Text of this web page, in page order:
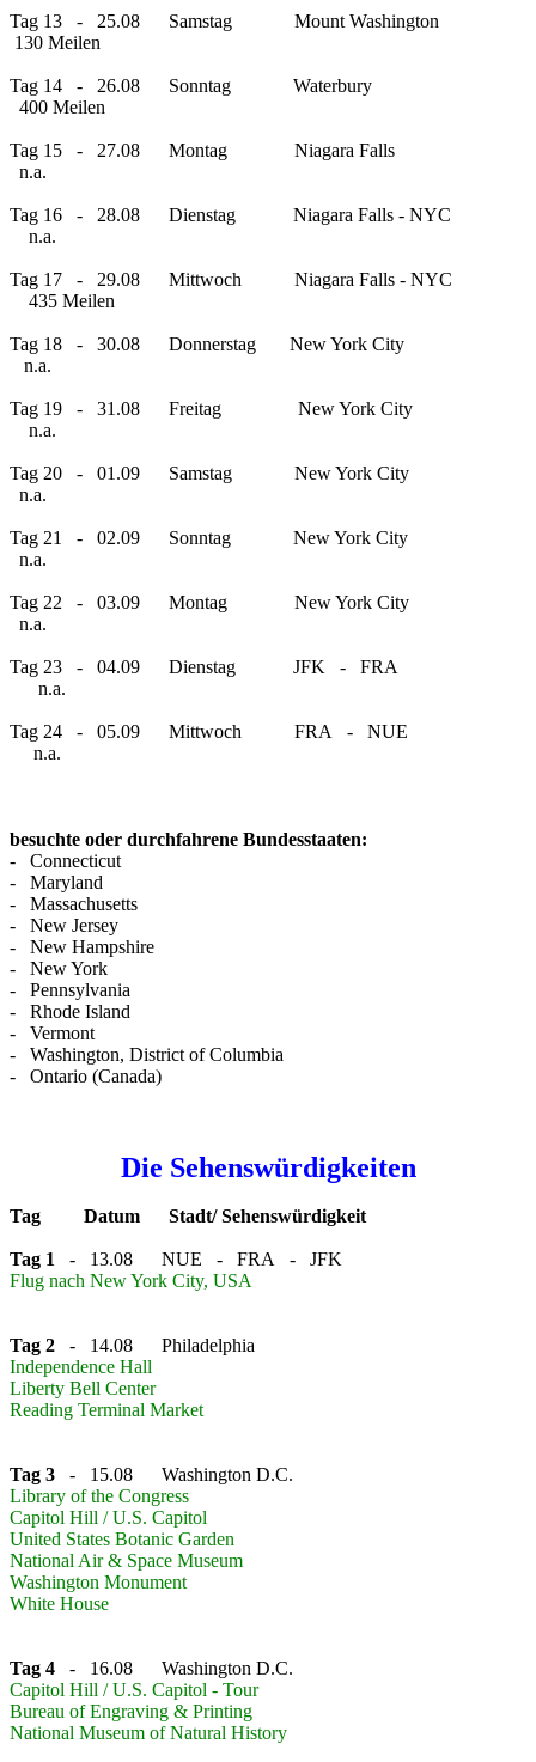
Tag 13 - 25.08 Samstag Mount Washington
130 Meilen
Tag 14 - 26.08 Sonntag Waterbury
400 Meilen
Tag 15 - 27.08 Montag Niagara Falls
n.a.
Tag 16 - 28.08 Dienstag Niagara Falls - NYC
n.a.
Tag 17 - 29.08 Mittwoch Niagara Falls - NYC
435 Meilen
Tag 18 - 30.08 Donnerstag New York City
n.a.
Tag 19 - 31.08 Freitag New York City
n.a.
Tag 20 - 01.09 Samstag New York City
n.a.
Tag 21 - 02.09 Sonntag New York City
n.a.
Tag 22 - 03.09 Montag New York City
n.a.
Tag 23 - 04.09 Dienstag JFK - FRA
n.a.
Tag 24 - 05.09 Mittwoch FRA - NUE
n.a.
besuchte oder durchfahrene Bundesstaaten:
- Connecticut
- Maryland
- Massachusetts
- New Jersey
- New Hampshire
- New York
- Pennsylvania
- Rhode Island
- Vermont
- Washington, District of Columbia
- Ontario (Canada)
Die Sehenswürdigkeiten
Tag Datum Stadt/ Sehenswürdigkeit
Tag 1
- 13.08 NUE - FRA - JFK
Flug nach New York City, USA
Tag 2 - 14.08 Philadelphia
Independence Hall
Liberty Bell Center
Reading Terminal Market
Tag 3 - 15.08 Washington D.C.
Library of the Congress
Capitol Hill / U.S. Capitol
United States Botanic Garden
National Air & Space Museum
Washington Monument
White House
Tag 4 - 16.08 Washington D.C.
Capitol Hill / U.S. Capitol - Tour
Bureau of Engraving & Printing
National Museum of Natural History